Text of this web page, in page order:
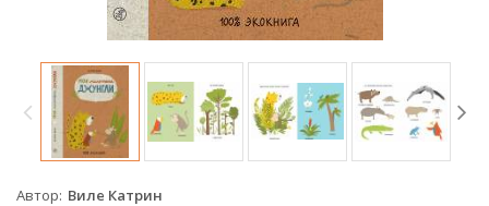
Автор Виле Катрин